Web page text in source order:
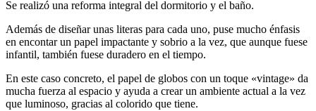
Se realizó una reforma integral del dormitorio y el baño.
Además de diseñar unas literas para cada uno, puse mucho énfasis
en encontar un papel impactante y sobrio a la vez, que aunque fuese
infantil, también fuese duradero en el tiempo.
En este caso concreto, el papel de globos con un toque «vintage» da
mucha fuerza al espacio y ayuda a crear un ambiente actual a la vez
que luminoso, gracias al colorido que tiene.